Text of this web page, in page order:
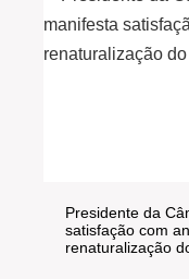
Presidente da
satisfação com
renaturalização